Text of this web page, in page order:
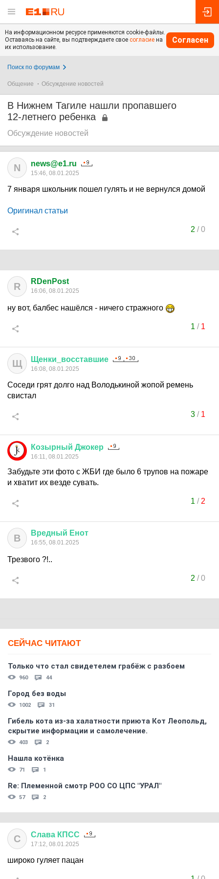
На информационном ресурсе применяются cookie-файлы.
Оставаясь на сайте, вы подтверждаете свое согласие на
их использование.
Согласен
Поиск по форумам
Общение Обсуждение новостей
В Нижнем Тагиле нашли пропавшего
12-летнего ребенка
Обсуждение новостей
N news@e1.ru
15:46, 08.01.2025
7 января школьник пошел гулять и не вернулся домой
Оригинал статьи
2 /0
R RDenPost
16:06, 08.01.2025
ну вот, балбес нашёлся - ничего стражного
1 / 1
Щ Щенки восставшие
16:08, 08.01.2025
Соседи грят долго над Володькиной жопой ремень
свистал
3/ 1
Козырный Джокер
16:11, 08.01.2025
Забудьте эти фото с ЖБИ где было 6 трупов на пожаре
и хватит их везде сувать.
1 / 2
В Вредный Енот
16:55, 08.01.2025
Трезвого ?!..
2 /0
СЕЙЧАС ЧИТАЮТ
Только что стал свидетелем грабёж с разбоем
960 44
Город без воды
1002 31
Гибель кота из-за халатности приюта Кот Леопольд,
скрытиe информации и самолечение.
403 2
Нашла котёнка
71 1
Re: Племеннoй смoтр РOO CO ЦПС "УРАЛ"
57 2
С Слава КПСС
17:12, 08.01.2025
широко гуляет пацан